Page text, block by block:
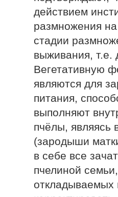
действием
размножения
стадии
выживания, т.е.
Вегетативную
являются для
питания,
выполняют
пчёлы, являясь
(зародыши
в себе все
пчелиной
откладываемых